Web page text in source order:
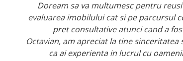
Doream sa va multumesc pentru
evaluarea imobilului cat si pe parcursul
pret consultative atunci cand a
Octavian, am apreciat la tine
ca ai experienta in lucrul cu